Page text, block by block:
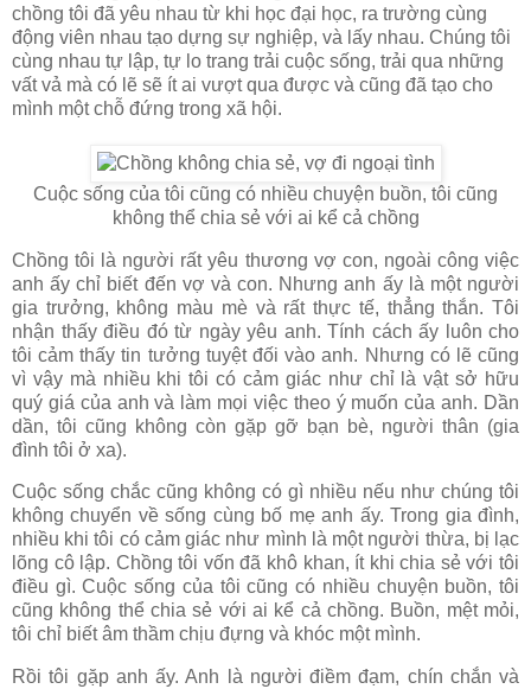
chồng tôi đã yêu nhau từ khi học đại học, ra trường cùng
động viên nhau tạo dựng sự nghiệp, và lấy nhau. Chúng tôi
cùng nhau tự lập, tự lo trang trải cuộc sống, trải qua những
vất vả mà có lẽ sẽ ít ai vượt qua được và cũng đã tạo cho
mình một chỗ đứng trong xã hội.
Cuộc sống của tôi cũng có nhiều chuyện buồn, tôi cũng
không thể chia sẻ với ai kể cả chồng
Chồng tôi là người rất yêu thương vợ con, ngoài công việc
anh ấy chỉ biết đến vợ và con. Nhưng anh ấy là một người
gia trưởng, không màu mè và rất thực tế, thẳng thắn. Tôi
nhận thấy điều đó từ ngày yêu anh. Tính cách ấy luôn cho
tôi cảm thấy tin tưởng tuyệt đối vào anh. Nhưng có lẽ cũng
vì vậy mà nhiều khi tôi có cảm giác như chỉ là vật sở hữu
quý giá của anh và làm mọi việc theo ý muốn của anh. Dần
dần, tôi cũng không còn gặp gỡ bạn bè, người thân (gia
đình tôi ở xa).
Cuộc sống chắc cũng không có gì nhiều nếu như chúng tôi
không chuyển về sống cùng bố mẹ anh ấy. Trong gia đình,
nhiều khi tôi có cảm giác như mình là một người thừa, bị lạc
lõng cô lập. Chồng tôi vốn đã khô khan, ít khi chia sẻ với tôi
điều gì. Cuộc sống của tôi cũng có nhiều chuyện buồn, tôi
cũng không thể chia sẻ với ai kể cả chồng. Buồn, mệt mỏi,
tôi chỉ biết âm thầm chịu đựng và khóc một mình.
Rồi tôi gặp anh ấy. Anh là người điềm đạm, chín chắn và